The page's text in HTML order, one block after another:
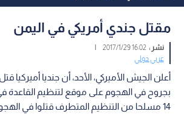
مقتل جندي أمريكي في اليمن
نشر :16:02 2017/1/29
|
عربي دولي
بجروح في الهجوم على موقع لتنظيم القاعدة
14 مسلحا من التنظيم المتطرف قتلوا في الهجوم نفسه.